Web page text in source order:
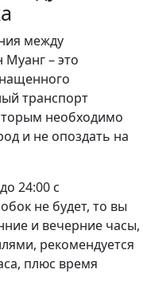
между
– это
транспорт
необходимо
и не опоздать на
24:00 с
не будет, то вы
и вечерние часы,
рекомендуется
плюс время